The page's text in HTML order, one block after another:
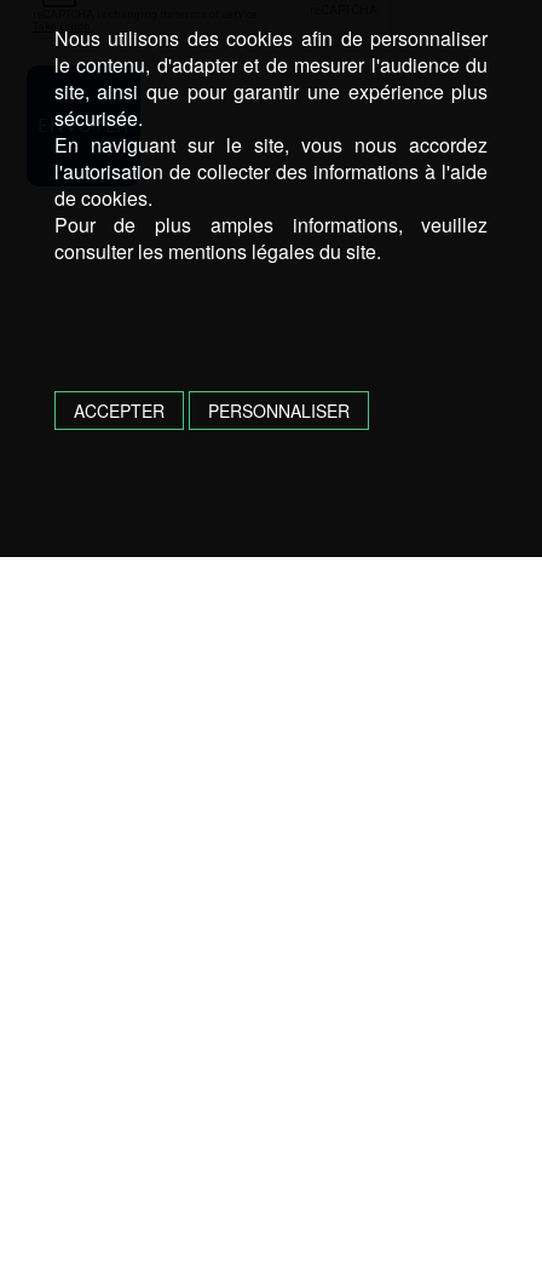
Nous utilisons des cookies afin de personnaliser
le contenu, d'adapter et de mesurer l'audience du
site, ainsi que pour garantir une expérience plus
sécurisée.
En naviguant sur le site, vous nous accordez
l'autorisation de collecter des informations à l'aide
de cookies.
Pour de plus amples informations, veuillez
consulter les mentions légales du site.
ACCEPTER PERSONNALISER